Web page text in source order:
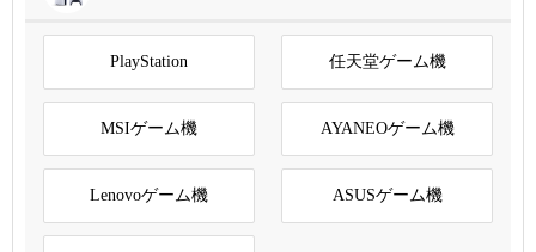
PlayStation 任天堂ゲーム機
MSIゲーム機 AYANEOゲーム機
Lenovoゲーム機 ASUSゲーム機